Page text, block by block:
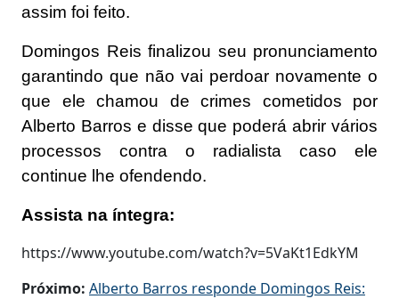
assim foi feito.
Domingos Reis finalizou seu pronunciamento
garantindo que não vai perdoar novamente o
que ele chamou de crimes cometidos por
Alberto Barros e disse que poderá abrir vários
processos contra o radialista caso ele
continue lhe ofendendo.
Assista na íntegra:
https://www.youtube.com/watch?v=5VaKt1EdkYM
Próximo: Alberto Barros responde Domingos Reis: